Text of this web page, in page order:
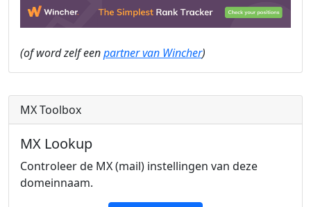
(of word zelf eenpartner van Wincher)
MX Toolbox
MX Lookup
Controleer de MX (mail) instellingen van deze
domeinnaam.